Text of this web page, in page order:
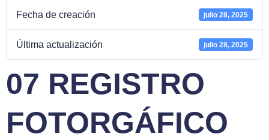
Fecha de creación julio 28, 2025
Última actualización julio 28, 2025
07 REGISTRO
FOTORGÁFICO